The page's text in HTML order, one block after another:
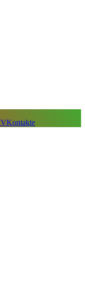
VKontakte